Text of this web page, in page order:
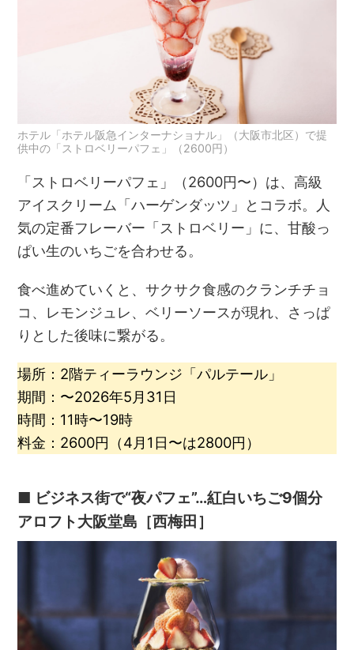
ホテル「ホテル阪急インターナショナル」（大阪市北区）で提
供中の「ストロベリーパフェ」（2600円）
「ストロベリーパフェ」（2600円〜）は、高級
アイスクリーム「ハーゲンダッツ」とコラボ。人
気の定番フレーバー「ストロベリー」に、甘酸っ
ぱい生のいちごを合わせる。
食べ進めていくと、サクサク食感のクランチチョ
コ、レモンジュレ、ベリーソースが現れ、さっぱ
りとした後味に繋がる。
場所：2階ティーラウンジ「パルテール」
期間：〜2026年5月31日
時間：11時〜19時
料金：2600円（4月1日〜は2800円）
■ ビジネス街で“夜パフェ”…紅白いちご9個分
アロフト大阪堂島［西梅田］